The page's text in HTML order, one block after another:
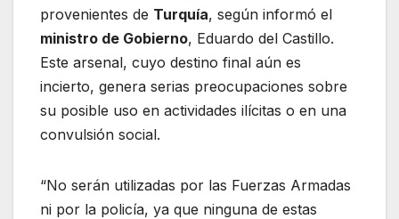
provenientes de Turquía, según informó el
ministro de Gobierno, Eduardo del Castillo.
Este arsenal, cuyo destino final aún es
incierto, genera serias preocupaciones sobre
su posible uso en actividades ilícitas o en una
convulsión social.
“No serán utilizadas por las Fuerzas Armadas
ni por la policía, ya que ninguna de estas